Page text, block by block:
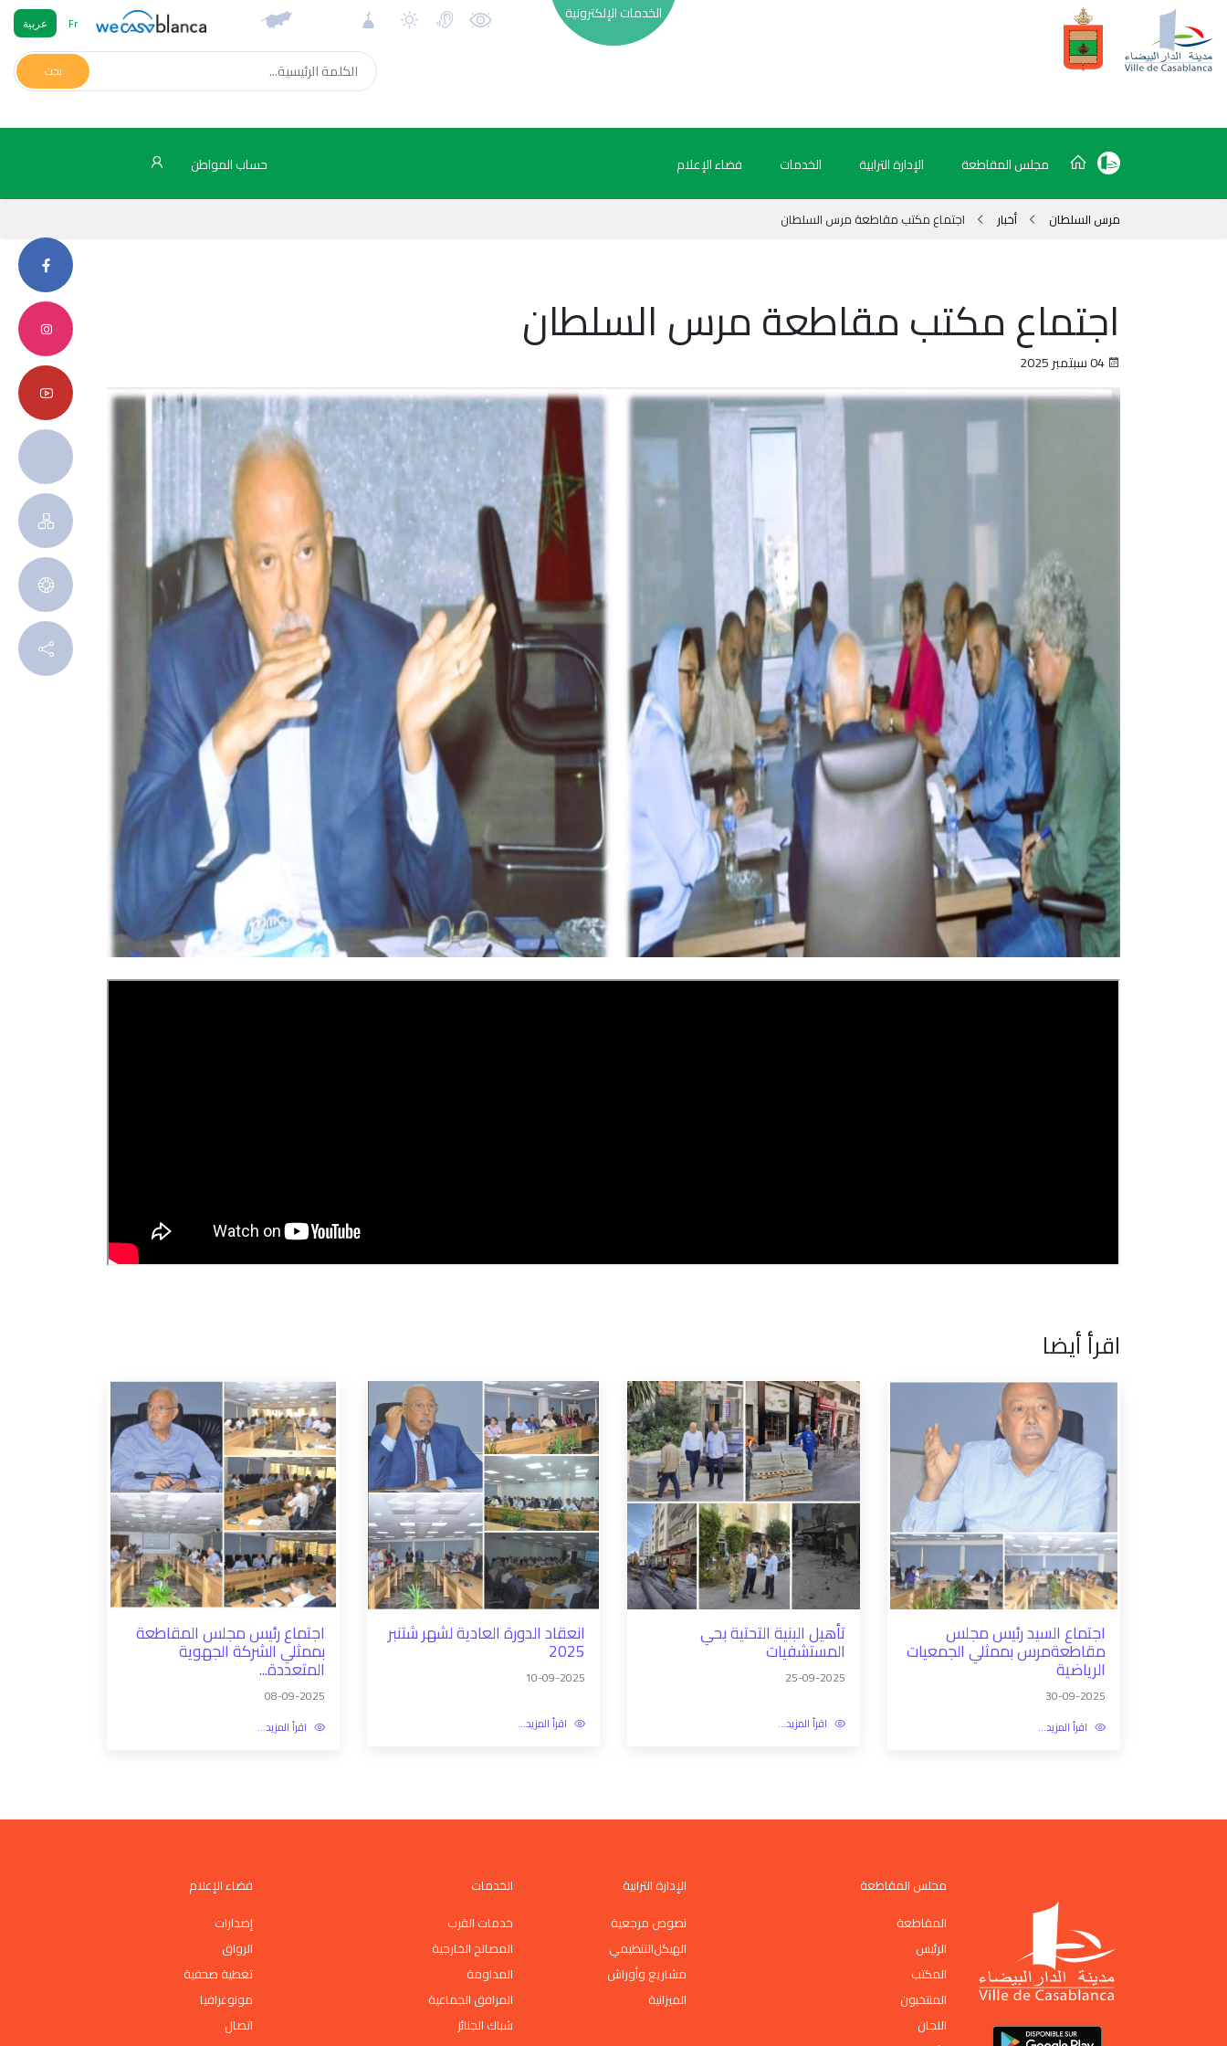
الخدمات الإلكترونية Fr عربية
بحث
مجلس المقاطعة الإدارة الترابية الخدمات فضاء الإعلام حساب المواطن
مرس السلطان أخبار اجتماع مكتب مقاطعة مرس السلطان
اجتماع مكتب مقاطعة مرس السلطان
اقرأ أيضا
اجتماع السيد رئيس مجلس
مقاطعةمرس بممثلي الجمعيات
الرياضية
30-09-2025
اقرأ المزيد...
تأهيل البنية التحتية بحي
المستشفيات
25-09-2025
اقرأ المزيد...
انعقاد الدورة العادية لشهر شتنبر
2025
10-09-2025
اقرأ المزيد...
اجتماع رئيس مجلس المقاطعة
بممثلي الشركة الجهوية
المتعددة...
08-09-2025
اقرأ المزيد...
مجلس المقاطعة
المقاطعة
الرئيس
المكتب
المنتخبون
اللجان
الإدارة الترابية
نصوص مرجعية
اﻟﻬﯿﻜﻞاﻟﺘﻨﻈﯿﻤﻲ
مشاريع وأوراش
الميزانية
الخدمات
خدمات القرب
المصالح الخارجية
المداومة
المرافق الجماعية
شباك الجنائز
فضاء الإعلام
إصدارات
الرواق
تغطية صحفية
مونوغرافيا
اتصال